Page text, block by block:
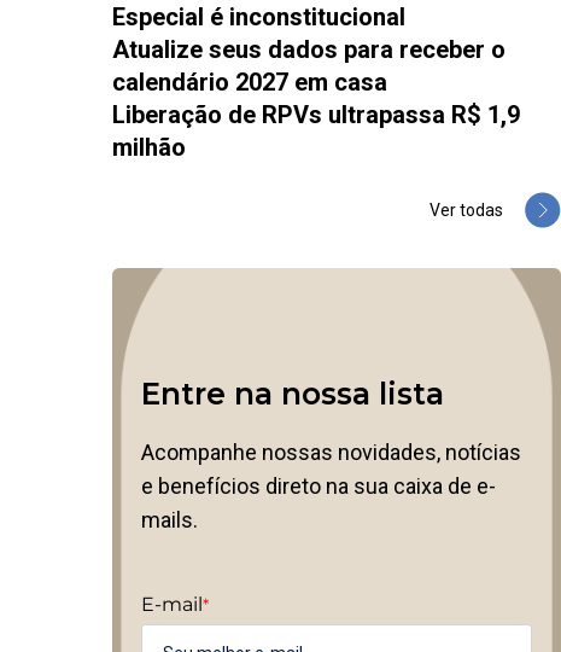
Especial é inconstitucional
Atualize seus dados para receber o
calendário 2027 em casa
Liberação de RPVs ultrapassa R$ 1,9
milhão
Ver todas
Entre na nossa lista
Acompanhe nossas novidades, notícias
e benefícios direto na sua caixa de e-
mails.
E-mail *